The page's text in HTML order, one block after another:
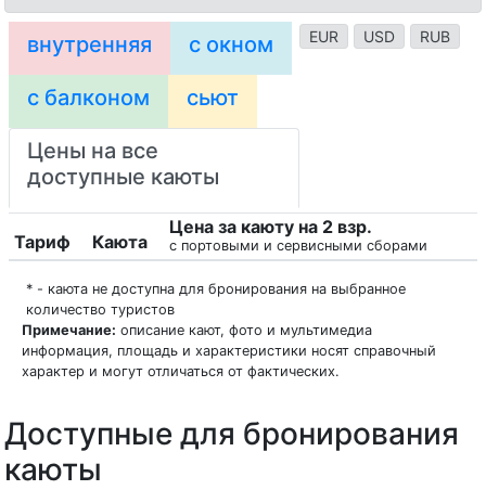
EUR USD RUB
внутренняя с окном
с балконом сьют
Цены на все
доступные каюты
Тариф Каюта
Цена за каюту на 2 взр.
с портовыми и сервисными сборами
* - каюта не доступна для бронирования на выбранное
количество туристов
Примечание: описание кают, фото и мультимедиа
информация, площадь и характеристики носят справочный
характер и могут отличаться от фактических.
Доступные для бронирования
каюты